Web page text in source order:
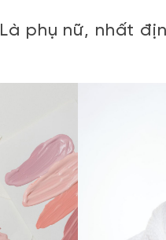
Là phụ nữ, nhất